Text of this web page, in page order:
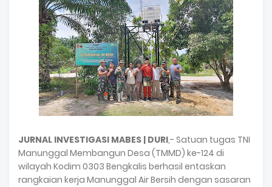
JURNAL INVESTIGASI MABES | DURI,- Satuan tugas TNI
Manunggal Membangun Desa (TMMD) ke-124 di
wilayah Kodim 0303 Bengkalis berhasil entaskan
rangkaian kerja Manunggal Air Bersih dengan sasaran